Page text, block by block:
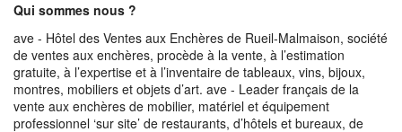
Qui sommes nous ?
ave - Hôtel des Ventes aux Enchères de Rueil-Malmaison, société
de ventes aux enchères, procède à la vente, à l’estimation
gratuite, à l’expertise et à l’inventaire de tableaux, vins, bijoux,
montres, mobiliers et objets d’art. ave - Leader français de la
vente aux enchères de mobilier, matériel et équipement
professionnel ‘sur site’ de restaurants, d’hôtels et bureaux, de